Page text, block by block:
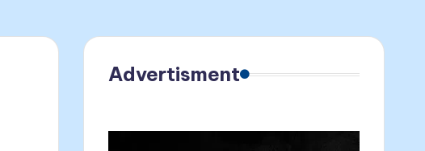
Advertisment